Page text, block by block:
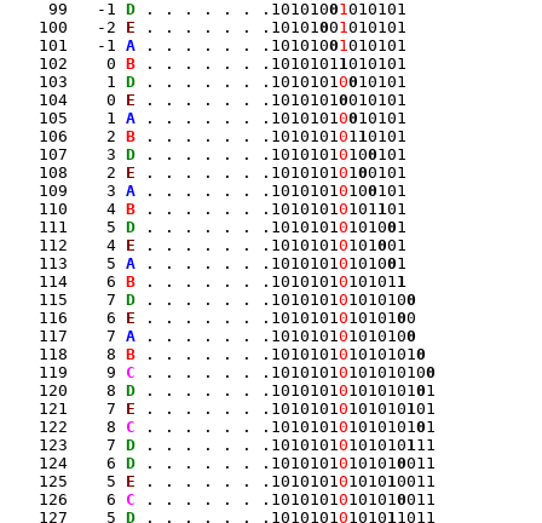
    99   -1
D . . . . . . .10101001 010101
   100   -2
E . . . . . . .10101 001 010101
   101   -1
A . . . . . . .10101001 010101
   102    0
B . . . . . . .1010101 1010101
   103    1
D . . . . . . .1010101 0010101
   104    0
E . . . . . . .1010101 0010101
   105    1
A . . . . . . .1010101 0010101
   106    2
B . . . . . . .1010101 01 10101
   107    3
D . . . . . . .1010101 0100101
   108    2
E . . . . . . .1010101 01 00101
   109    3
A . . . . . . .1010101 0100101
   110    4
B . . . . . . .1010101 0101 101
   111    5
D . . . . . . .1010101 0101001
   112    4
E . . . . . . .1010101 0101 001
   113    5
A . . . . . . .1010101 0101001
   114    6
B . . . . . . .1010101 010101 1
   115    7
D . . . . . . .1010101 01010100
   116    6
E . . . . . . .1010101 010101 00
   117    7
A . . . . . . .1010101 01010100
   118    8
B . . . . . . .1010101 01010101 0
   119    9
C . . . . . . .1010101 0101010100
   120    8
D . . . . . . .1010101 01010101 01
   121    7
E . . . . . . .1010101 0101010101
   122    8
C . . . . . . .1010101 01010101 01
   123    7
D . . . . . . .1010101 01010101 11
   124    6
D . . . . . . .1010101 010101 0011
   125    5
E . . . . . . .1010101 0101010011
   126    6
C . . . . . . .1010101 010101 0011
   127    5
D . . . . . . .1010101 010101 1011